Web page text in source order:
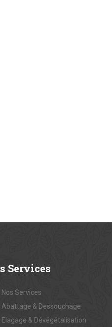
Services
Nos Services
Abattage & Dessouchage
Elagage & Dévégétalisation